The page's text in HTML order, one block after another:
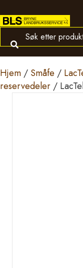
Hjem / Småfe /
reservedeler /